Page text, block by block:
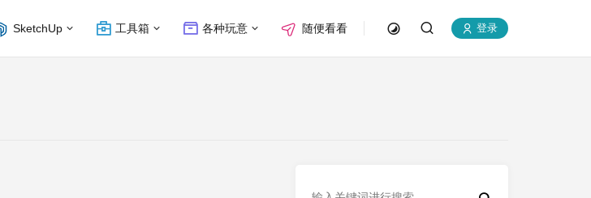
SketchUp 工具箱 各种玩意 随便看看 登录